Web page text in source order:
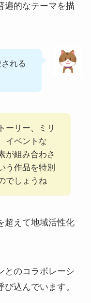
遍的なテーマを描
れる
ーリー、ミリ
イベントな
が組み合わさ
う作品を特別
でしょうね
超えて地域活性化
とのコラボレーシ
込んでいます。